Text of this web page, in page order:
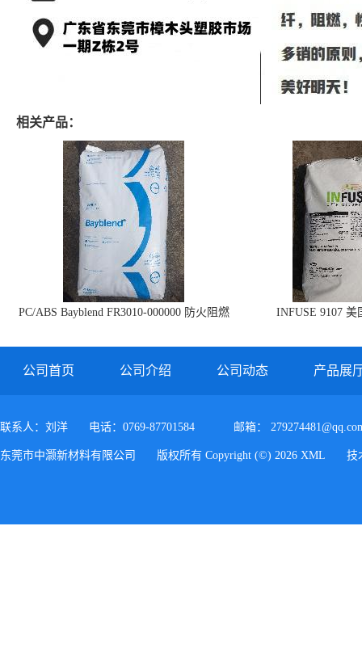
相关产品：
PC/ABS Bayblend FR3010-000000 防火阻燃
INFUSE 9107 美
公司首页 公司介绍 公司动态 产品展
联系人：刘洋 电话：0769-87701584 邮箱：
东莞市中灏新材料有限公司 版权所有 Copyright (©) 2026 XML 技